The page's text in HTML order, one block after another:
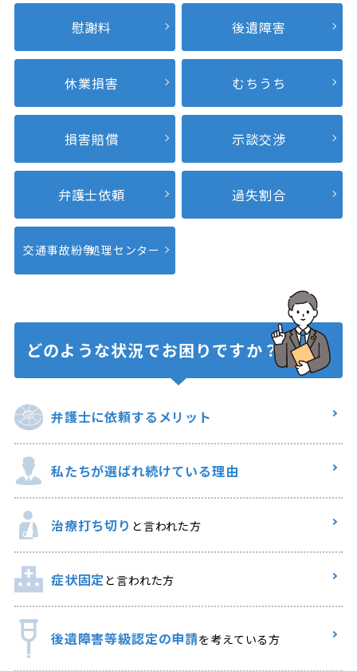
慰謝料 後遺障害
休業損害 むちうち
損害賠償 示談交渉
弁護士依頼 過失割合
交通事故紛争処理センター
どのような状況でお困りですか？
弁護士に依頼するメリット
私たちが選ばれ続けている理由
治療打ち切り と言われた方
症状固定 と言われた方
後遺障害等級認定の申請を考えている方